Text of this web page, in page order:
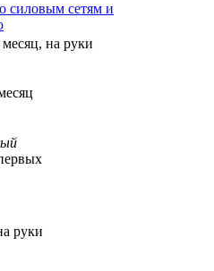
силовым сетям и
месяц, на руки
руки